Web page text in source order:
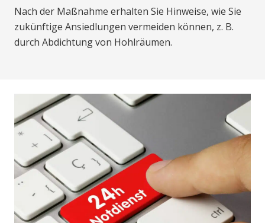
Nach der Maßnahme erhalten Sie Hinweise, wie Sie
zukünftige Ansiedlungen vermeiden können, z. B.
durch Abdichtung von Hohlräumen.